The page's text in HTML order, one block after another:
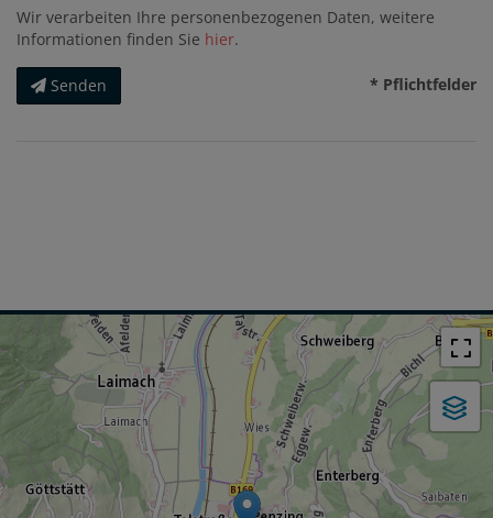
Wir verarbeiten Ihre personenbezogenen Daten, weitere
Informationen finden Sie hier.
Senden * Pflichtfelder